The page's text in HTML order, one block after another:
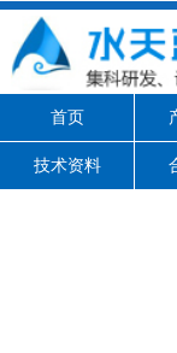
首页
技术资料